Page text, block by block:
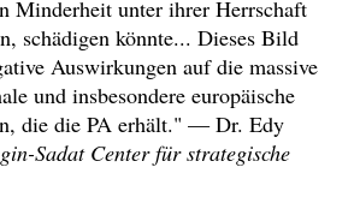
Minderheit unter ihrer Herrschaft
schädigen könnte... Dieses Bild
Auswirkungen auf die massive
und insbesondere europäische
die die PA erhält." — Dr. Edy
Sadat Center für strategische